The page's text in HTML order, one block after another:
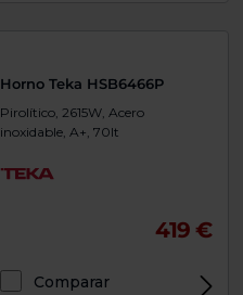
Horno Teka HSB6466P
Pirolítico, 2615W, Acero
inoxidable, A+, 70lt
419 €
Comparar